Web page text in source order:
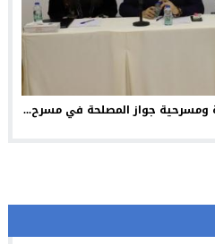
ومسرحية جواز المصلحة في مسرح...